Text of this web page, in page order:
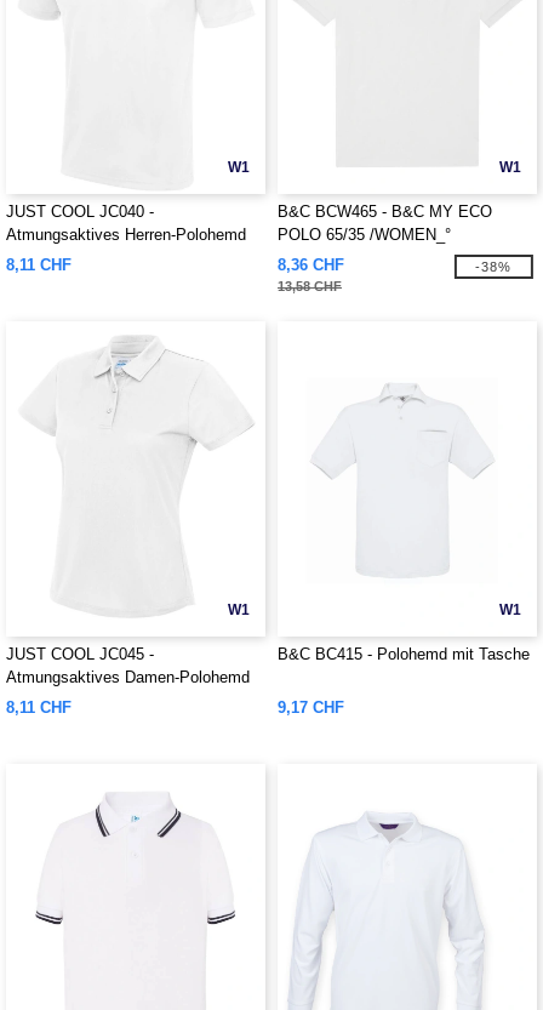
W1
JUST COOL JC040 -
Atmungsaktives Herren-Polohemd
8,11 CHF
W1
B&C BCW465 - B&C MY ECO
POLO 65/35 /WOMEN_°
8,36 CHF
13,58 CHF
-38%
W1
JUST COOL JC045 -
Atmungsaktives Damen-Polohemd
8,11 CHF
W1
B&C BC415 - Polohemd mit Tasche
9,17 CHF